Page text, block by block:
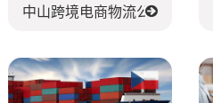
中山跨境电商物流公司